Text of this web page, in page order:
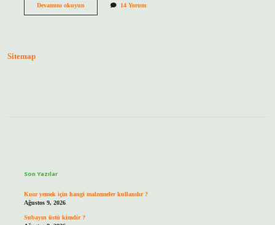
Devamını okuyun1
14 Yorum
Sitemap
Son Yazılar
Kısır yemek için hangi malzemeler kullanılır ?
Ağustos 9, 2026
Subayın üstü kimdir ?